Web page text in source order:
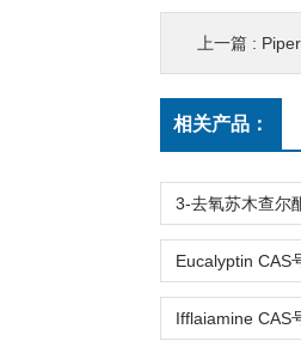
上一篇 :
相关产品：